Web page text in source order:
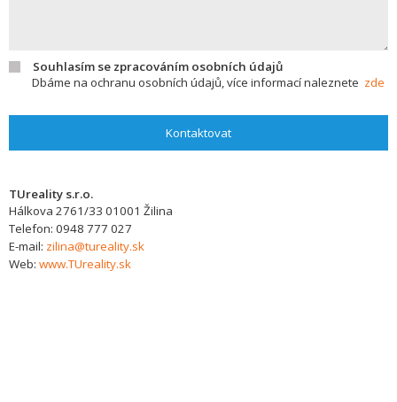
Souhlasím se zpracováním osobních údajů
Dbáme na ochranu osobních údajů, více informací naleznete zde
Kontaktovat
TUreality s.r.o.
Hálkova 2761/33 01001 Žilina
Telefon: 0948 777 027
E-mail: zilina@tureality.sk
Web: www.TUreality.sk